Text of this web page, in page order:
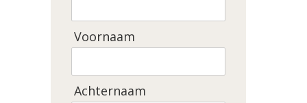
Voornaam
Achternaam